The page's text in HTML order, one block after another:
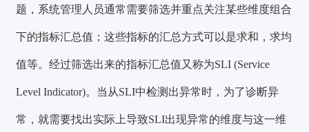
题，系统管理人员通常需要筛选并重点关注某些维度组合
下的指标汇总值 ；这些指标的汇总方式可以是求和，求均
值等。经过筛选出来的指标汇总值又称为SLI (Service
Level Indicator)。当从SLI中检测出异常时，为了诊断异
常，就需要找出实际上导致SLI出现异常的维度与这一维